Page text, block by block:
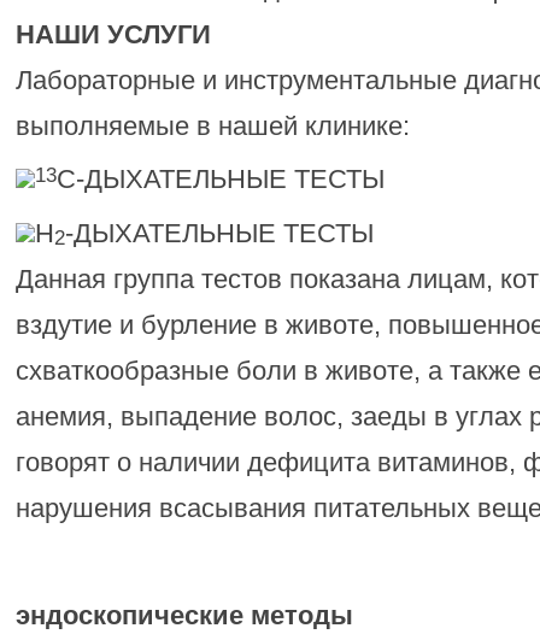
НАШИ УСЛУГИ
Лабораторные и инструментальные
выполняемые в нашей клинике:
13C-ДЫХАТЕЛЬНЫЕ ТЕСТЫ
H2-ДЫХАТЕЛЬНЫЕ ТЕСТЫ
Данная группа тестов показана лицам,
вздутие и бурление в животе,
схваткообразные боли в животе, а также
анемия, выпадение волос, заеды в углах
говорят о наличии дефицита витаминов,
нарушения всасывания питательных
эндоскопические методы